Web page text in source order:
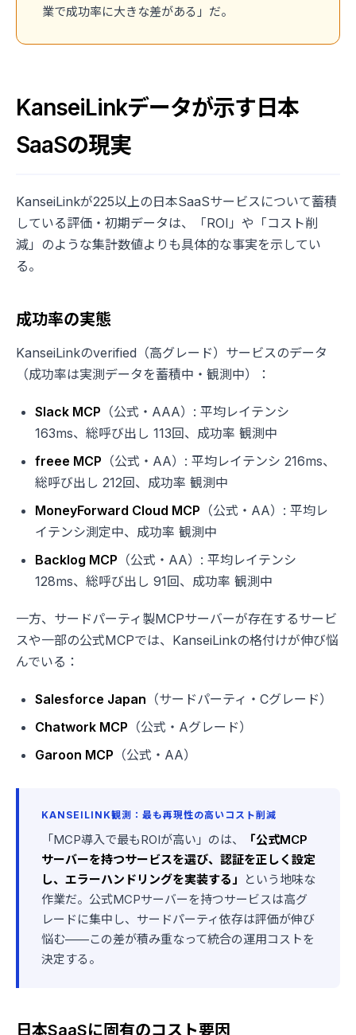
業で成功率に大きな差がある」だ。
KanseiLinkデータが示す日本
SaaSの現実
KanseiLinkが225以上の日本SaaSサービスについて蓄積
している評価・初期データは、「ROI」や「コスト削
減」のような集計数値よりも具体的な事実を示してい
る。
成功率の実態
KanseiLinkのverified（高グレード）サービスのデータ
（成功率は実測データを蓄積中・観測中）：
Slack MCP （公式・AAA）: 平均レイテンシ
163ms、総呼び出し 113回、成功率 観測中
freee MCP （公式・AA）: 平均レイテンシ 216ms、
総呼び出し 212回、成功率 観測中
MoneyForward Cloud MCP （公式・AA）: 平均レ
イテンシ測定中、成功率 観測中
Backlog MCP （公式・AA）: 平均レイテンシ
128ms、総呼び出し 91回、成功率 観測中
一方、サードパーティ製MCPサーバーが存在するサービ
スや一部の公式MCPでは、KanseiLinkの格付けが伸び悩
んでいる：
Salesforce Japan （サードパーティ・Cグレード）
Chatwork MCP （公式・Aグレード）
Garoon MCP （公式・AA）
KANSEILINK観測：最も再現性の高いコスト削減
「MCP導入で最もROIが高い」のは、
「公式MCP
サーバーを持つサービスを選び、認証を正しく設定
し、エラーハンドリングを実装する」
という地味な
作業だ。公式MCPサーバーを持つサービスは高グ
レードに集中し、サードパーティ依存は評価が伸び
悩む——この差が積み重なって統合の運用コストを
決定する。
日本SaaSに固有のコスト要因